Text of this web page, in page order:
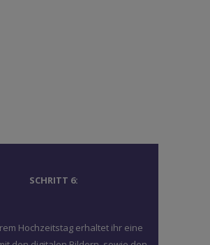
SCHRITT 6:
Hochzeitstag erhaltet ihr eine